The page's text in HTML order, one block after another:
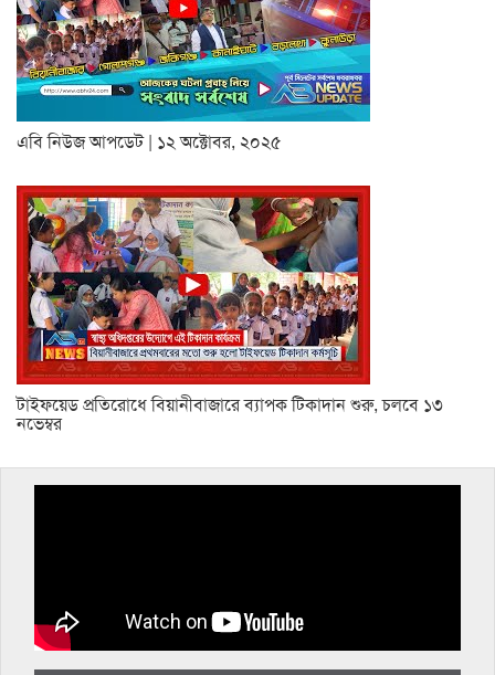
এবি নিউজ আপডেট | ১২ অক্টোবর, ২০২৫
টাইফয়েড প্রতিরোধে বিয়ানীবাজারে ব্যাপক টিকাদান শুরু, চলবে ১৩
নভেম্বর